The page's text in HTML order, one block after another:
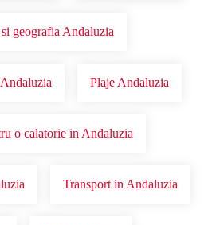
geografia Andaluzia
Plaje Andaluzia
o calatorie in Andaluzia
Transport in Andaluzia